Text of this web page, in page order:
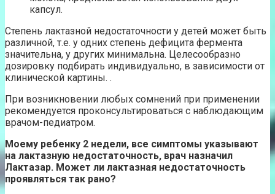
капсул.
Степень лактазной недостаточности у детей может быть
различной, т.е. у одних степень дефицита фермента
значительна, у других минимальна. Целесообразно
дозировку подбирать индивидуально, в зависимости от
клинической картины. .
При возникновении любых сомнений при применении
рекомендуется проконсультироваться с наблюдающим
врачом-педиатром.
Моему ребенку 2 недели, все симптомы указывают
на лактазную недостаточность, врач назначил
Лактазар. Может ли лактазная недостаточность
проявляться так рано?